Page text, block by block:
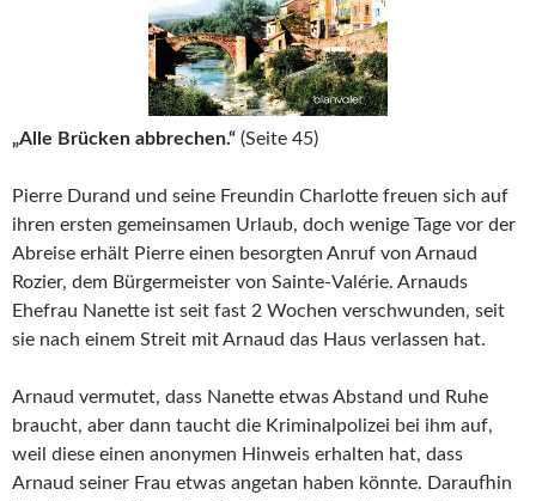
„Alle Brücken abbrechen.“ (Seite 45)
Pierre Durand und seine Freundin Charlotte freuen sich auf
ihren ersten gemeinsamen Urlaub, doch wenige Tage vor der
Abreise erhält Pierre einen besorgten Anruf von Arnaud
Rozier, dem Bürgermeister von Sainte-Valérie. Arnauds
Ehefrau Nanette ist seit fast 2 Wochen verschwunden, seit
sie nach einem Streit mit Arnaud das Haus verlassen hat.
Arnaud vermutet, dass Nanette etwas Abstand und Ruhe
braucht, aber dann taucht die Kriminalpolizei bei ihm auf,
weil diese einen anonymen Hinweis erhalten hat, dass
Arnaud seiner Frau etwas angetan haben könnte. Daraufhin